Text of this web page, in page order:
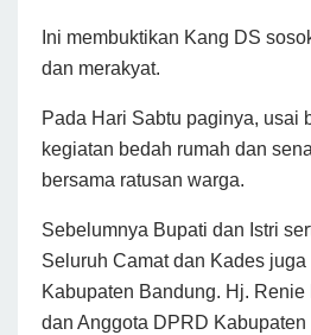
Ini membuktikan Kang DS
dan merakyat.
Pada Hari Sabtu paginya, usai
kegiatan bedah rumah dan
bersama ratusan warga.
Sebelumnya Bupati dan Istri
Seluruh Camat dan Kades
Kabupaten Bandung. Hj. Renie
dan Anggota DPRD